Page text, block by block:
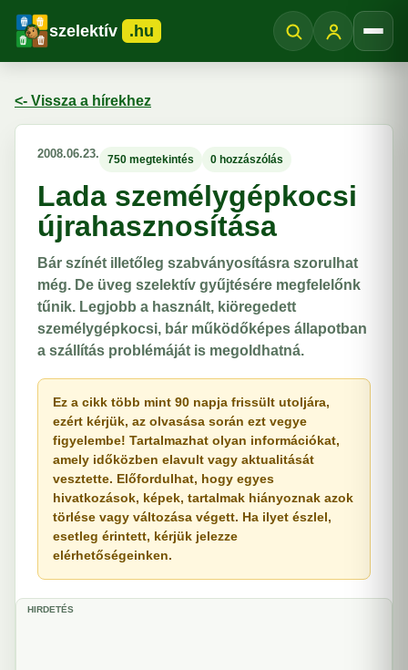
szelektív .hu
<- Vissza a hírekhez
2008.06.23. 750 megtekintés 0 hozzászólás
Lada személygépkocsi
újrahasznosítása
Bár színét illetőleg szabványosításra szorulhat
még. De üveg szelektív gyűjtésére megfelelőnk
tűnik. Legjobb a használt, kiöregedett
személygépkocsi, bár működőképes állapotban
a szállítás problémáját is megoldhatná.
Ez a cikk több mint 90 napja frissült utoljára,
ezért kérjük, az olvasása során ezt vegye
figyelembe! Tartalmazhat olyan információkat,
amely időközben elavult vagy aktualitását
vesztette. Előfordulhat, hogy egyes
hivatkozások, képek, tartalmak hiányoznak azok
törlése vagy változása végett. Ha ilyet észlel,
esetleg érintett, kérjük jelezze
elérhetőségeinken.
HIRDETÉS